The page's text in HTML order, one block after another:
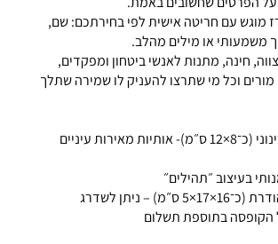
מוגש עם חריטה אישית לפי בחירתכם: שם,
משמעותי או מילים מהלב.
חינה, מתנות לאנשי ביטחון ומפקדים,
מורים וכל מי שתרצו להעניק לו שמירה שתלך
ספר תהילים בינוני (כ־8×12 ס״מ)- אותיות מאירות עיניים
בעיצוב ״תהילים״
קופסת עץ מהודרת (כ־16×17×5 ס״מ) – ניתן לשדרג
הקופסה בתוספת תשלום